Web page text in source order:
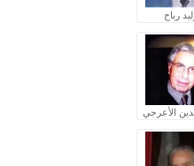
رباح
الأعرجي